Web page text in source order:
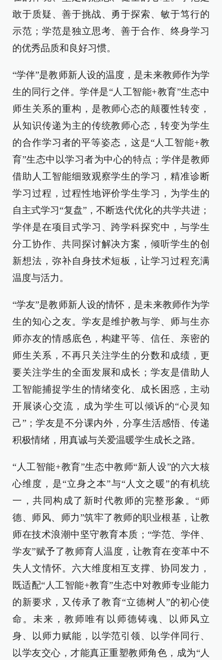
敢于质疑、善于挑战、勇于探索、敏于笃行的
示范；学范是独立思考、善于合作、终身学习
的优秀品质和良好习惯。
“学伴”是教师新人设的温度，是未来教师作为学
生的同行之伴。学伴是“人工智能+教育”生态中
师生关系的重构，是教师心态的颠覆性转变，
从知识传递为主的传统教师心态，转变为学生
的合作学习者的平等姿态，这是“人工智能+教
育”生态中以学习者为中心的特点；学伴是教师
借助人工智能细致观察学生的学习，精准诊断
学习过程，过程性地评价学生学习，为学生的
自主式学习“复盘”，不断迭代优化的共学共进；
学伴是在项目式学习、跨学科探究中，与学生
分工协作、共同探讨解决方案，倾听学生的创
新想法，弥补自身技术短板，让学习过程充满
温度与活力。
“学友”是教师新人设的情怀，是未来教师作为学
生的知心之友。学友是维护教与学、师与生亦
师亦友的情感底色，构建平等、信任、亲密的
师生关系，不再只关注学生的分数和成绩，更
要关注学生的全面发展和成长；学友是借助人
工智能捕捉学生的情绪变化、成长困惑，主动
开展谈心交流，成为学生可以倾诉的“心灵知
己”；学友是不分课内外，分享生活感悟、传递
积极情绪，用真诚与关爱温暖学生成长之路。
“人工智能+教育”生态中教师“新人设”的六大核
心维度，是“立身之本”与“人文之暖”的有机统
一，共同构成了新时代教师的完整形象。“师
德、师风、师力”筑牢了教师的职业根基，让教
师在技术浪潮中坚守教育本质；“学范、学伴、
学友”赋予了教师育人温度，让教育在变革中不
失人文情怀。六大维度相互支撑、协同发力，
既适配“人工智能+教育”生态中对教师专业能力
的新要求，又传承了教育“立德树人”的初心使
命。未来，教师唯有以师德铸魂、以师风立
身、以师力赋能，以学范引领、以学伴同行、
以学友交心，才能真正重塑教师角色，成为“人